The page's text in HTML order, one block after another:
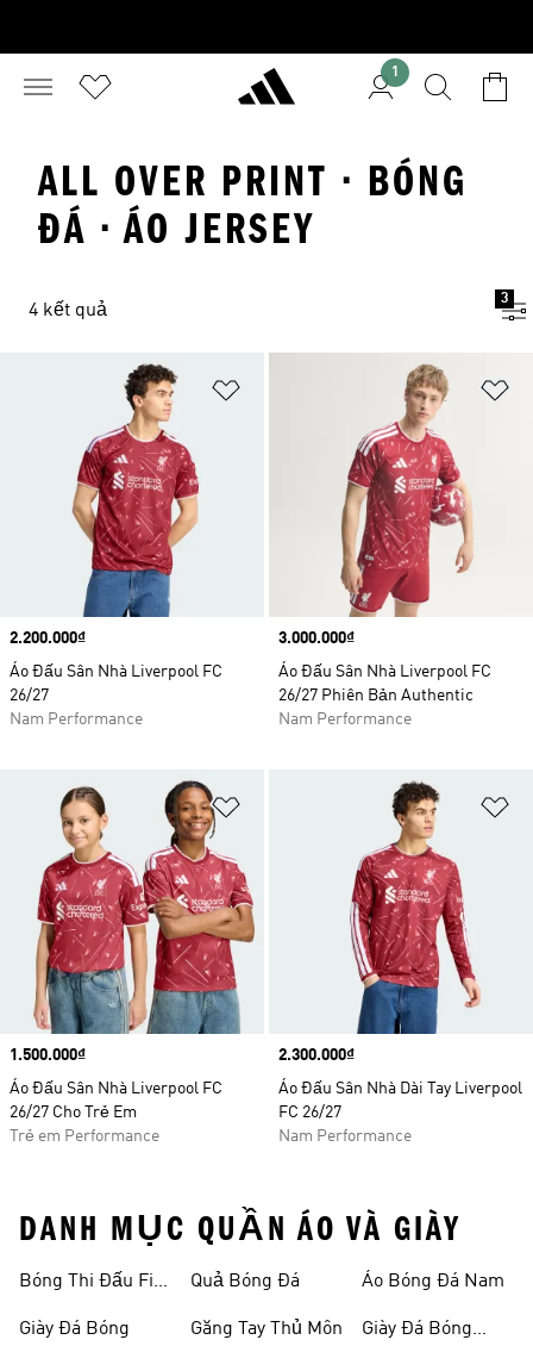
1
ALL OVER PRINT · BÓNG
ĐÁ · ÁO JERSEY
4 kết quả
3
Price
2.200.000₫
Áo Đấu Sân Nhà Liverpool FC
26/27
Nam Performance
Price
3.000.000₫
Áo Đấu Sân Nhà Liverpool FC
26/27 Phiên Bản Authentic
Nam Performance
Price
1.500.000₫
Áo Đấu Sân Nhà Liverpool FC
26/27 Cho Trẻ Em
Trẻ em Performance
Price
2.300.000₫
Áo Đấu Sân Nhà Dài Tay Liverpool
FC 26/27
Nam Performance
DANH MỤC QUẦN ÁO VÀ GIÀY
Bóng Thi Đấu Fifa
Giày Đá Bóng
Quả Bóng Đá
Găng Tay Thủ Môn
Áo Bóng Đá Nam
Giày Đá Bóng